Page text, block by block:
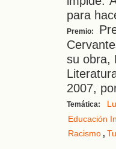
para
Premio:
su obra,
2007,
Temática:
Educación
Racismo,